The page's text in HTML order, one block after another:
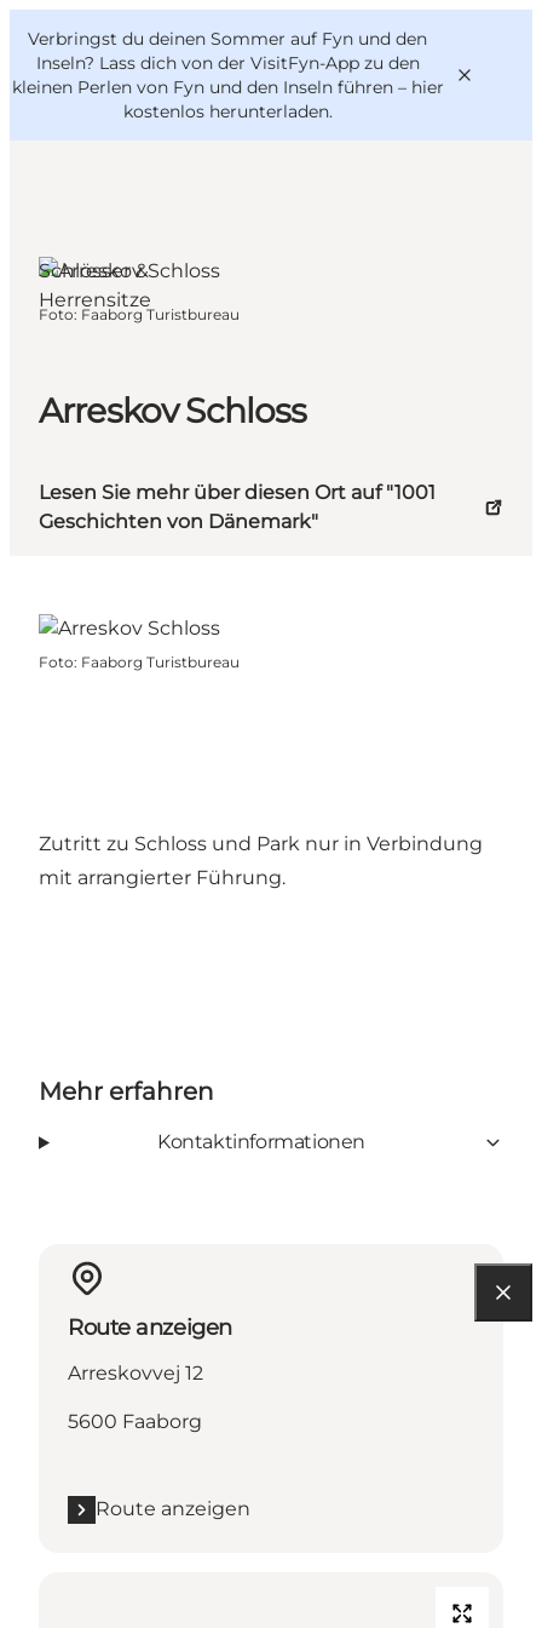
Verbringst du deinen Sommer auf Fyn und den
Inseln? Lass dich von der VisitFyn-App zu den
kleinen Perlen von Fyn und den Inseln führen – hier
kostenlos herunterladen.
Reise Ideen
Outdoor & bike
Essen & trinken
VisitFyn
Deutsch
Arreskov Schloss
Lesen Sie mehr über diesen Ort auf "1001
Geschichten von Dänemark"
Schlösser &
Herrensitze
Foto: Faaborg Turistbureau
Foto: Faaborg Turistbureau
Zutritt zu Schloss und Park nur in Verbindung
mit arrangierter Führung.
Mehr erfahren
Kontaktinformationen
Route anzeigen
Arreskovvej 12
5600 Faaborg
Route anzeigen